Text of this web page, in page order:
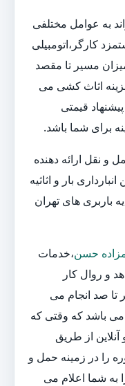
به عوامل مختلفی
کارگر،اتومبیلی
مسیر تا مقصد
هزینه اثاث کشی می
قیمتی
برای شما باشد.
و نقل ارائه دهنده
بار و اثاثیه
باربری های تهران
حسن،خدمات
و روال کار
صد انجام می
باشد که وقتی که
از طریق
را در زمینه حمل و
به شما اعلام می